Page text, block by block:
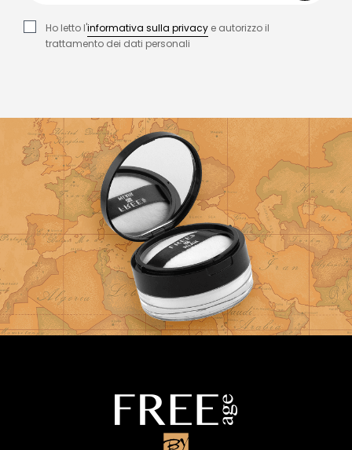
Ho letto l'informativa sulla privacy e autorizzo il
trattamento dei dati personali